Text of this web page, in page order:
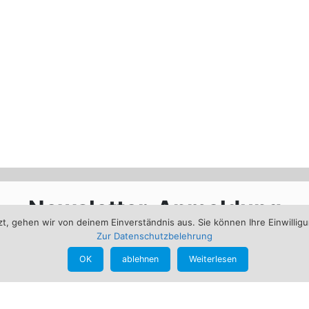
Newsletter-Anmeldung
Jetzt im Newsletter anmelden und immer informiert bleiben!
Nachname
gehen wir von deinem Einverständnis aus. Sie können Ihre
Zur Datenschutzbelehrung
OK ablehnen Weiterlesen